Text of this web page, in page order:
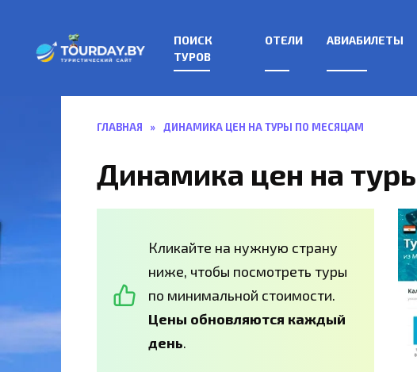
содержанию
ПОИСК
ТУРОВ
ОТЕЛИ АВИАБИЛЕТЫ
ГЛАВНАЯ » ДИНАМИКА ЦЕН НА ТУРЫ ПО МЕСЯЦАМ
Динамика цен на
Кликайте на нужную страну
ниже, чтобы посмотреть туры
по минимальной стоимости.
Цены обновляются каждый
день.